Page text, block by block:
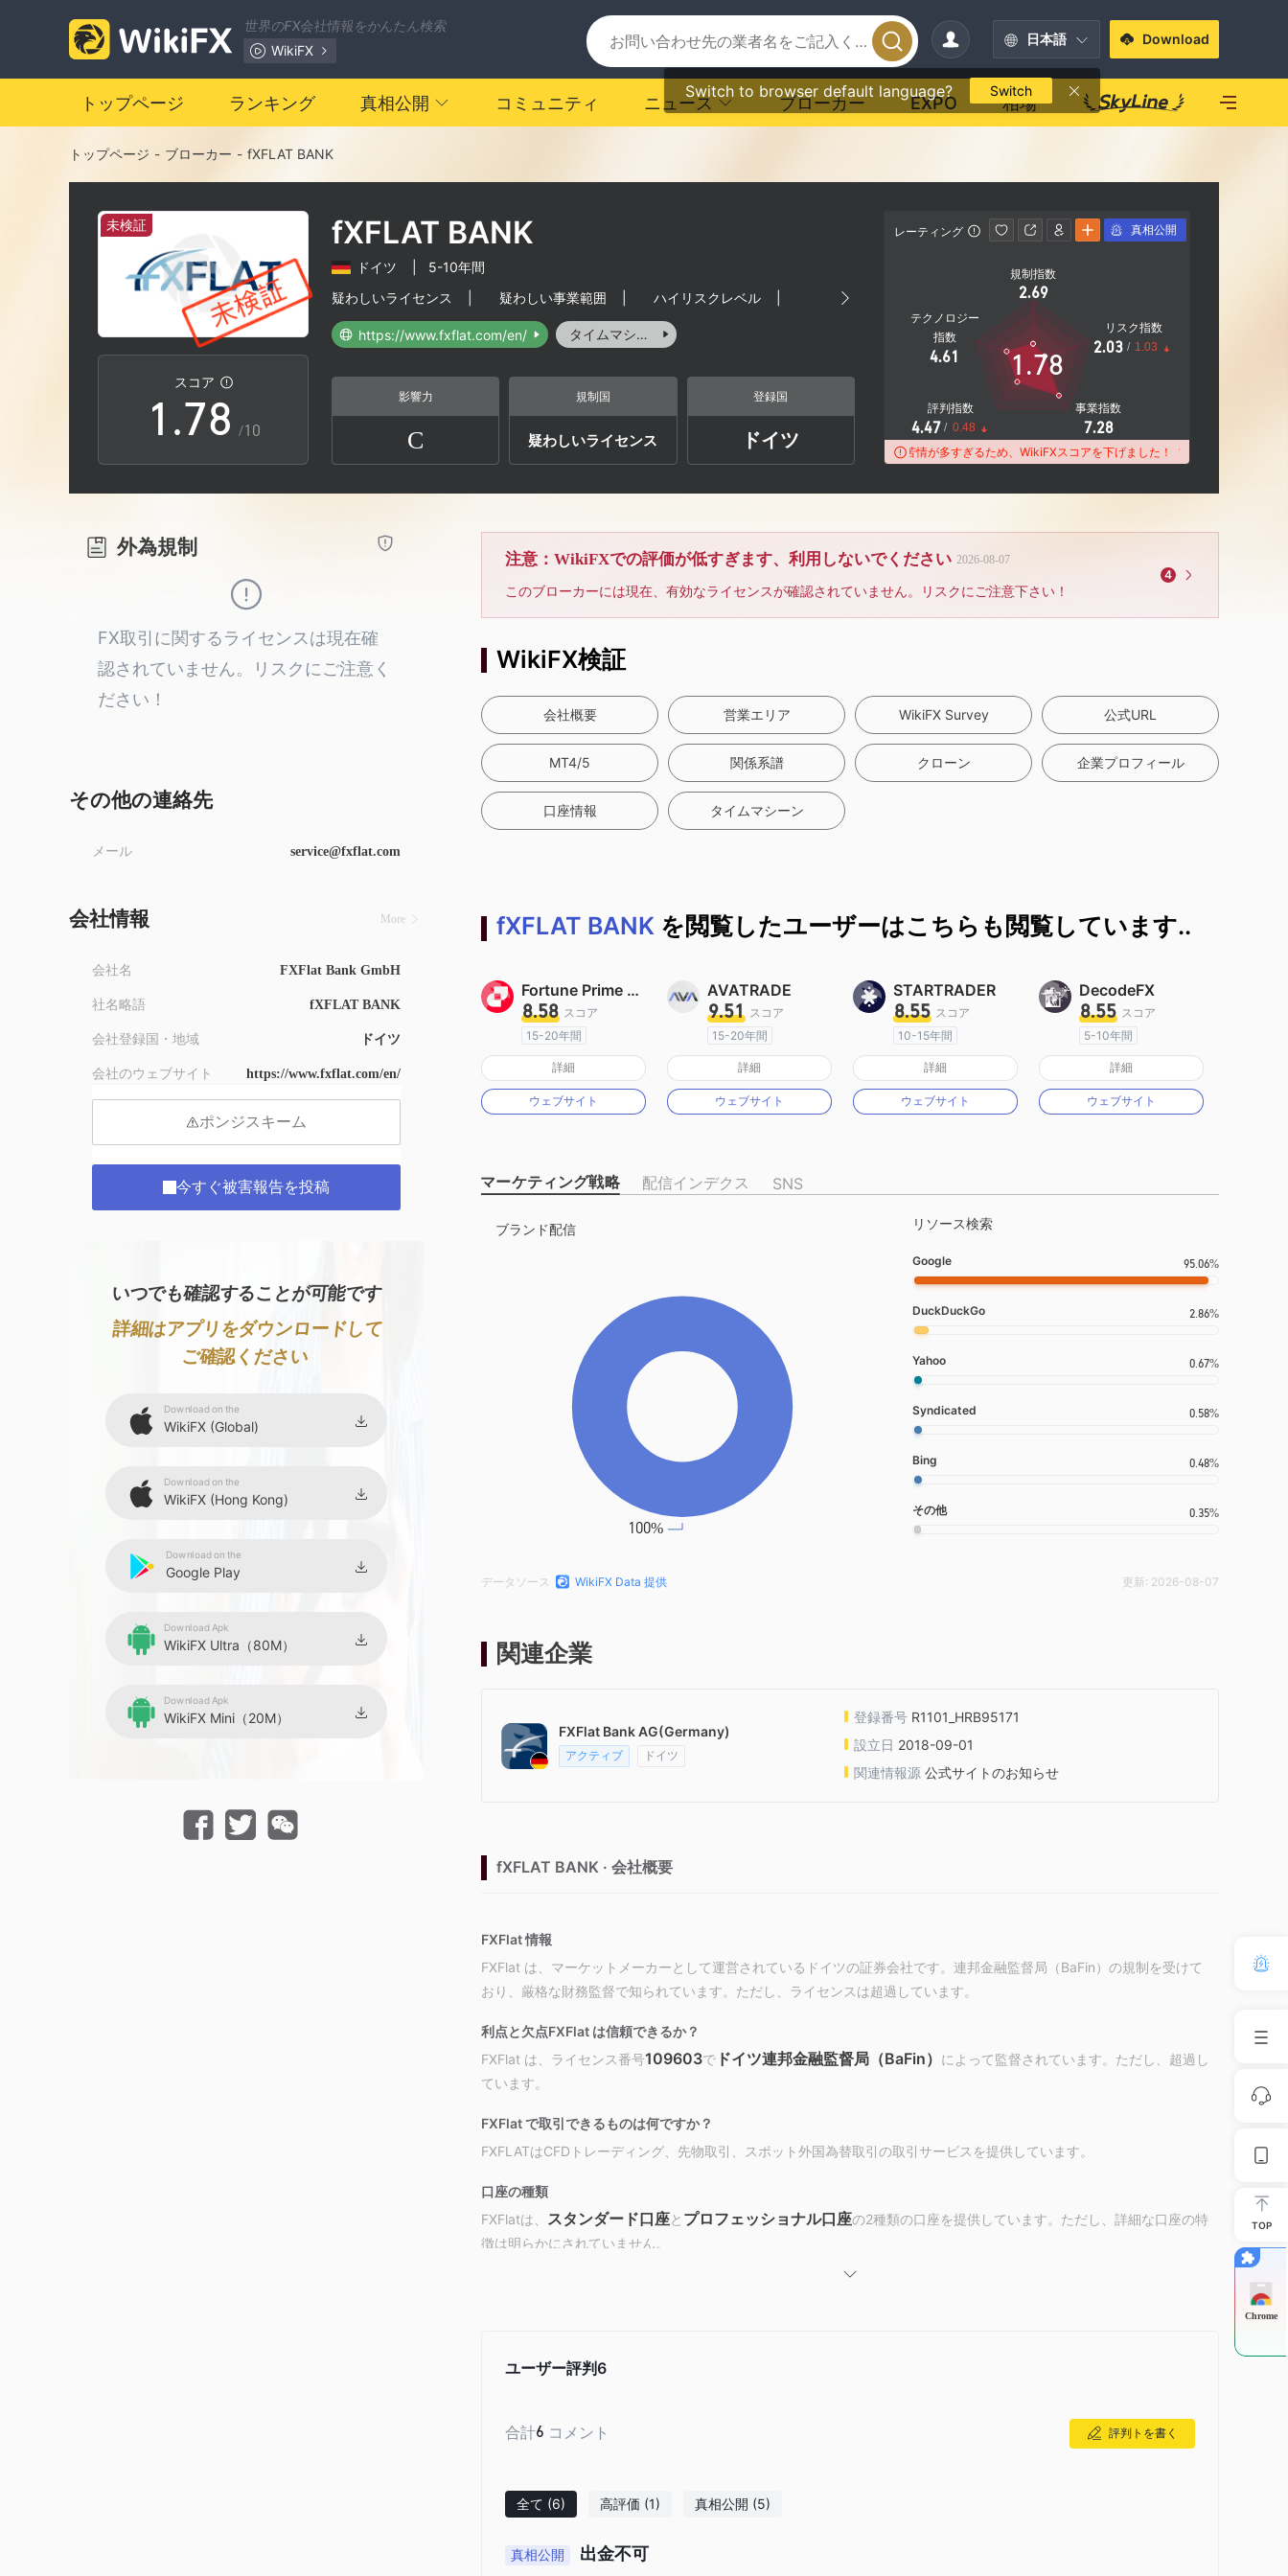
世界のFX会社情報をかんたん検索
WikiFX
日本語
Switch to browser default language? Switch
Download
トップページ ランキング 真相公開 コミュニティ ニュース ブローカー EXPO 相場
トップページ - ブローカー - fXFLAT BANK
未検証
スコア
0
1
2
3
5
6
8
.
0
1
2
3
4
5
6
7
8
9
1
2
3
4
5
6
7
8
9
/10
fXFLAT BANK
ドイツ
5-10年間
疑わしいライセンス
疑わしい事業範囲 ハイリスクレベル
https://www.fxflat.com/en/ タイムマシーン
影響力
C
規制国
疑わしいライセンス
登録国
ドイツ
レーティング
規制指数
2.69
テクノロジー
指数
4.61
評判指数
4.47 / 0.48
事業指数
7.28
リスク指数
2.03 / 1.03
ブローカーは未解決の苦情が多すぎるため、WikiFXスコアを下げました！ ブローカーは未解決の
1.78
真相公開
外為規制
FX取引に関するライセンスは現在確
認されていません。リスクにご注意く
ださい！
その他の連絡先
メール service@fxflat.com
会社情報 More
会社名 FXFlat Bank GmbH
社名略語 fXFLAT BANK
会社登録国・地域 ドイツ
会社のウェブサイト https://www.fxflat.com/en/
ポンジスキーム
今すぐ被害報告を投稿
いつでも確認することが可能です
詳細はアプリをダウンロードして
ご確認ください
Download on the
WikiFX (Global)
Download on the
WikiFX (Hong Kong)
Download on the
Google Play
Download Apk
WikiFX Ultra（80M）
Download Apk
WikiFX Mini（20M）
注意：WikiFXでの評価が低すぎます、利用しないでください 2026-08-07
このブローカーには現在、有効なライセンスが確認されていません。リスクにご注意下さい！
4
WikiFX検証
会社概要 営業エリア WikiFX Survey 公式URL
MT4/5 関係系譜 クローン 企業プロフィール
口座情報 タイムマシーン
fXFLAT BANK を閲覧したユーザーはこちらも閲覧しています..
Fortune Prime Global
8.58 スコア
15-20年間
オーストラリア規制
マーケットメイキングライセンス（MM）
詳細
ウェブサイト
AVATRADE
9.51 スコア
15-20年間
オーストラリア規制
マーケットメイキングライセンス（MM）
詳細
ウェブサイト
STARTRADER
8.55 スコア
10-15年間
オーストラリア規制
マーケットメイキングライセンス（MM）
詳細
ウェブサイト
DecodeFX
8.55 スコア
5-10年間
オーストラリア規制
マーケットメイキングライセンス（MM）
詳細
ウェブサイト
マーケティング戦略 配信インデクス SNS
リソース検索
Google 95.06%
DuckDuckGo 2.86%
Yahoo 0.67%
Syndicated 0.58%
Bing 0.48%
その他 0.35%
データソース WikiFX Data 提供 更新: 2026-08-07
関連企業
FXFlat Bank AG(Germany)
アクティブ ドイツ
登録番号 R1101_HRB95171
設立日 2018-09-01
関連情報源 公式サイトのお知らせ
fXFLAT BANK · 会社概要
FXFlat 情報
FXFlat は、マーケットメーカーとして運営されているドイツの証券会社です。連邦金融監督局（BaFin）の規制を受けて
おり、厳格な財務監督で知られています。ただし、ライセンスは超過しています。
利点と欠点FXFlat は信頼できるか？
FXFlat は、ライセンス番号109603で ドイツ連邦金融監督局（BaFin） によって監督されています。ただし、超過し
ています。
FXFlat で取引できるものは何ですか？
FXFLATはCFDトレーディング、先物取引、スポット外国為替取引の取引サービスを提供しています。
口座の種類
FXFlatは、 スタンダード口座と プロフェッショナル口座の2種類の口座を提供しています。ただし、詳細な口座の特
徴は明らかにされていません。
FXFlat手数料
€5.90の手数料がかかります。
FXFLATは独自の
MetaTrader 4（MT4） および
FXFlat は、iDeal、Mastercard、Maestro、VISA、Paypal、Skrill、
ユーザー評判6
合計6 コメント 評判トを書く
全て (6) 高評価 (1) 真相公開 (5)
真相公開 出金不可
TOP
Chrome